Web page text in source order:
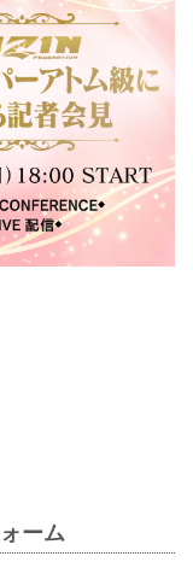
ーム